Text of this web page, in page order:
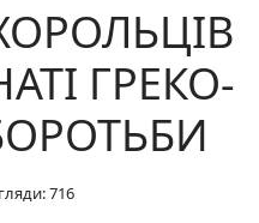
ГРЕКО-
716